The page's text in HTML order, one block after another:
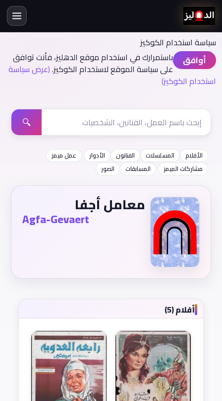
سياسة اسنخدام الكوكيز
أوافق
باستمرارك في استخدام موقع الدهليز، فأنت توافق
على سياسة الموقع لاستخدام الكوكيز.(عرض سياسة
استخدام الكوكيز)
🔍
الأفلام المسلسلات الفنانون الأدوار
عمل ميمز
مشاركات الميمز
المسابقات الصور
معامل أجفا
Agfa-Gevaert
أفلام (5)